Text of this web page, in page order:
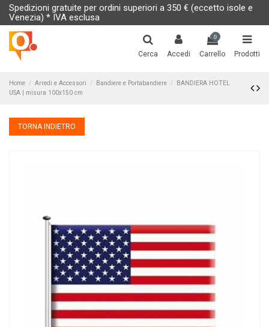
Spedizioni gratuite per ordini superiori a 350 € (eccetto isole e
Venezia) * IVA esclusa
Cerca Accedi
0
Carrello Prodotti
Home Arredi e Accessori Bandiere e Portabandiere
BANDIERA HOTEL
USA | misura 100x150 cm
TORNA INDIETRO